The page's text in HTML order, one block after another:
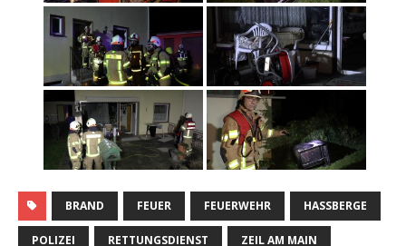
BRAND FEUER FEUERWEHR HASSBERGE
POLIZEI RETTUNGSDIENST ZEIL AM MAIN